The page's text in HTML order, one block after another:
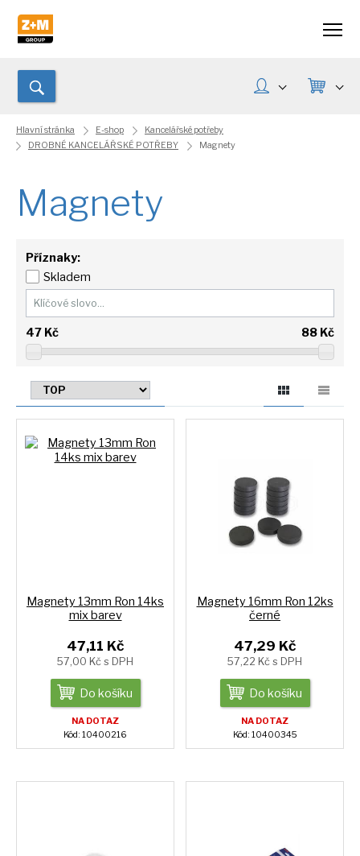
Hlavní stránka E-shop
Kancelářské potřeby
DROBNÉ KANCELÁŘSKÉ POTŘEBY
Magnety
Magnety
Příznaky:
Skladem
47Kč 88 Kč
Magnety 13mm Ron 14ks
mix barev
47,11 Kč
57,00 Kč s DPH
Do košíku
NA DOTAZ
Kód: 10400216
Magnety 16mm Ron 12ks
černé
47,29 Kč
57,22 Kč s DPH
Do košíku
NA DOTAZ
Kód: 10400345